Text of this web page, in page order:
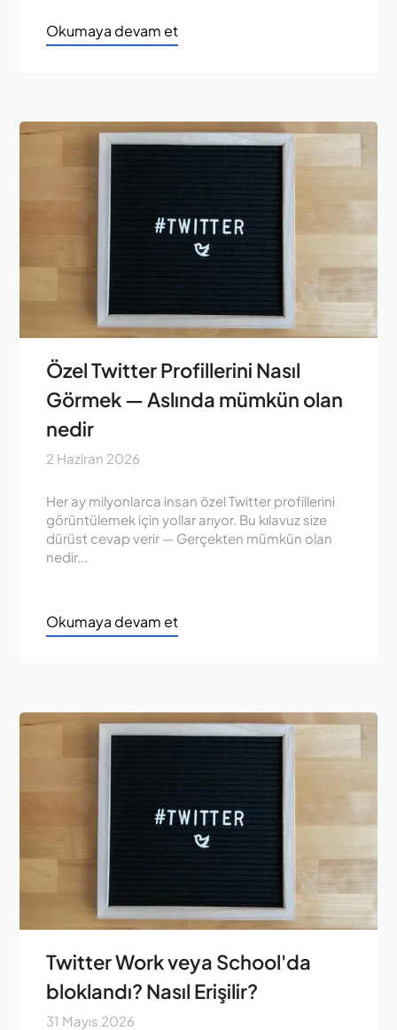
Okumaya devam et
Özel Twitter Profillerini Nasıl
Görmek — Aslında mümkün olan
nedir
2 Haziran 2026
Her ay milyonlarca insan özel Twitter profillerini
görüntülemek için yollar arıyor. Bu kılavuz size
dürüst cevap verir — Gerçekten mümkün olan
nedir...
Okumaya devam et
Twitter Work veya School'da
bloklandı? Nasıl Erişilir?
31 Mayıs 2026